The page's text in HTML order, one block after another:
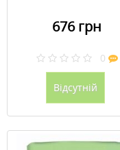
676 грн
0
Відсутній